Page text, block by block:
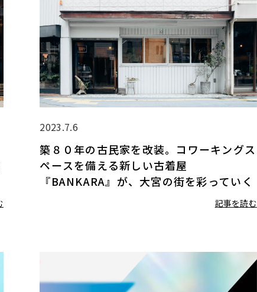
2023.7.6
築８０年の古民家を改装。コワーキングス
ペースを備える新しい古着屋
『BANKARA』が、大宮の街を彩っていく
記事を読む